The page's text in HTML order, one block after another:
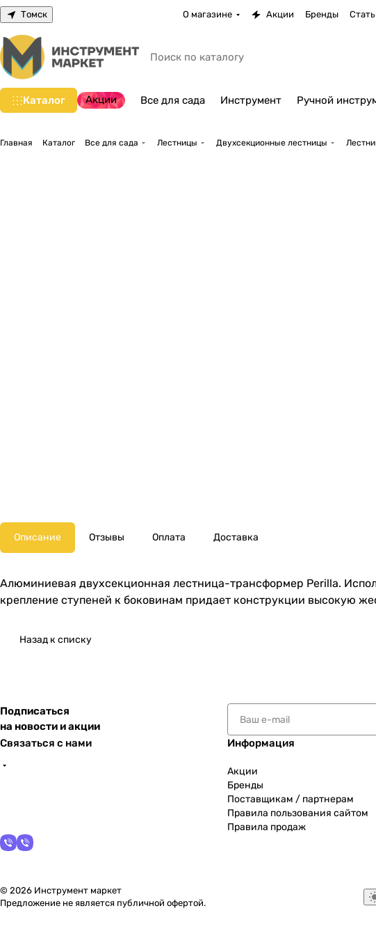
Томск О магазине Акции Бренды
Каталог Акции Все для сада Инструмент Ручной
Главная Каталог Все для сада Лестницы Двухсекционные лестницы
Описание Отзывы Оплата Доставка
Алюминиевая двухсекционная лестница-трансформер Perilla.
крепление ступеней к боковинам придает конструкции высокую
Назад к списку
Подписаться
на новости и акции
Связаться с нами
Информация
Акции
Бренды
Поставщикам / партнерам
Правила пользования сайтом
Правила продаж
© 2026 Инструмент маркет
Предложение не является публичной офертой.